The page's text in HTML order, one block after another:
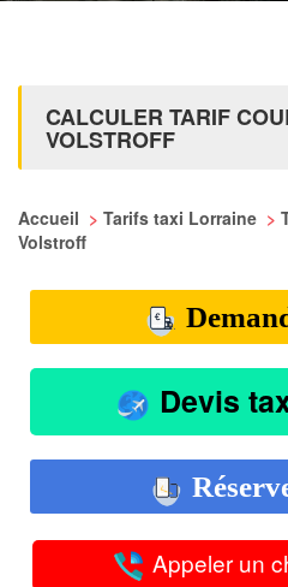
CALCULER TARIF
VOLSTROFF
Accueil > Tarifs taxi Lorraine >
Volstroff
Devis
Appeler un